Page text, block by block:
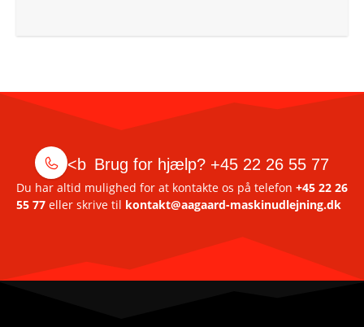
<b Brug for hjælp? +45 22 26 55 77
Du har altid mulighed for at kontakte os på telefon +45 22 26
55 77 eller skrive til kontakt@aagaard-maskinudlejning.dk